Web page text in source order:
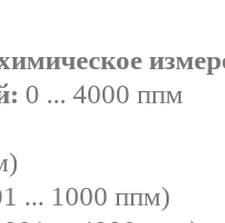
0 ... 4000 ппм
... 1000 ппм)